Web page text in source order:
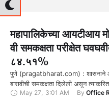
महापालिकेच्या आयटीआय
वी समकक्षता परीक्षेत
८४.५१%
पुणे (pragatbharat.com) : शासनाने
बारावीची समकक्षता दिलेली असून
May 27, 3:01 AM By Office